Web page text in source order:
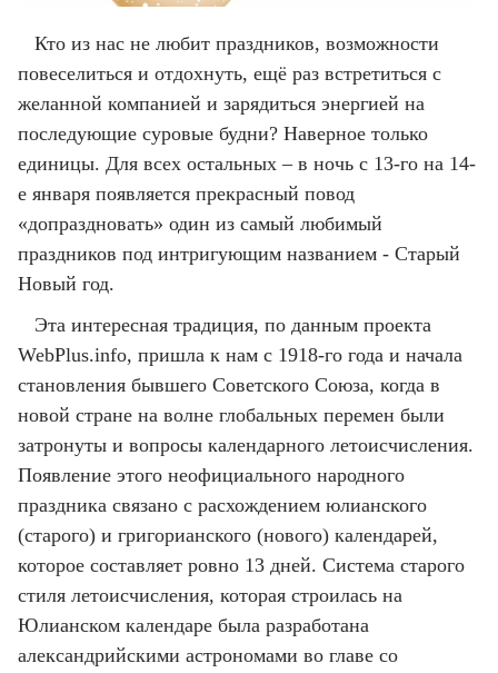
Кто из нас не любит праздников, возможности
повеселиться и отдохнуть, ещё раз встретиться с
желанной компанией и зарядиться энергией на
последующие суровые будни? Наверное только
единицы. Для всех остальных – в ночь с 13-го на 14-
е января появляется прекрасный повод
«допраздновать» один из самый любимый
праздников под интригующим названием - Старый
Новый год.
Эта интересная традиция, по данным проекта
WebPlus.info, пришла к нам с 1918-го года и начала
становления бывшего Советского Союза, когда в
новой стране на волне глобальных перемен были
затронуты и вопросы календарного летоисчисления.
Появление этого неофициального народного
праздника связано с расхождением юлианского
(старого) и григорианского (нового) календарей,
которое составляет ровно 13 дней. Система старого
стиля летоисчисления, которая строилась на
Юлианском календаре была разработана
александрийскими астрономами во главе со